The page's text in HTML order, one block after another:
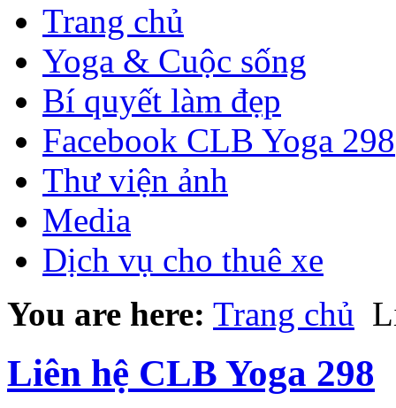
Trang chủ
Yoga & Cuộc sống
Bí quyết làm đẹp
Facebook CLB Yoga 298
Thư viện ảnh
Media
Dịch vụ cho thuê xe
You are here: Trang chủ
Liên hệ CLB Yoga 298